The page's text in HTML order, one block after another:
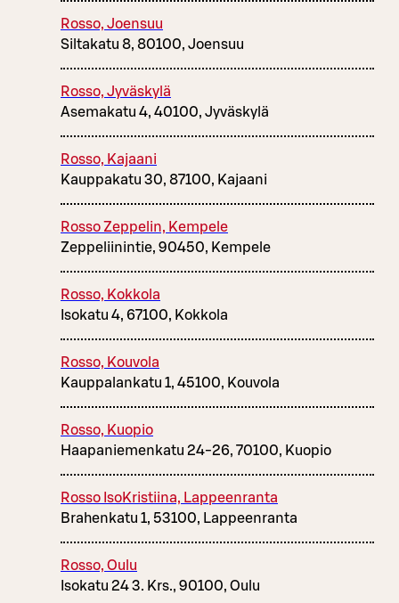
Rosso, Joensuu
Siltakatu 8, 80100, Joensuu
Rosso, Jyväskylä
Asemakatu 4, 40100, Jyväskylä
Rosso, Kajaani
Kauppakatu 30, 87100, Kajaani
Rosso Zeppelin, Kempele
Zeppeliinintie, 90450, Kempele
Rosso, Kokkola
Isokatu 4, 67100, Kokkola
Rosso, Kouvola
Kauppalankatu 1, 45100, Kouvola
Rosso, Kuopio
Haapaniemenkatu 24-26, 70100, Kuopio
Rosso IsoKristiina, Lappeenranta
Brahenkatu 1, 53100, Lappeenranta
Rosso, Oulu
Isokatu 24 3. Krs., 90100, Oulu